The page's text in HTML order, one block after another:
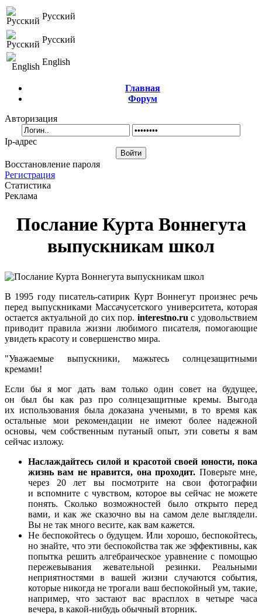
Русский
Русский
English
Главная
Форум
Авторизация
Ip-адрес
Восстановление пароля
Регистрация
Статистика
Реклама
Послание Курта Воннегута
выпускникам школ
В 1995 году писатель-сатирик Курт Воннегут произнес речь
перед выпускниками Массачусетского университета, которая
остается актуальной до сих пор. interestno.ru с удовольствием
приводит правила жизни любимого писателя, помогающие
увидеть красоту и совершенство мира.
"Уважаемые выпускники, мажьтесь солнцезащитными
кремами!
Если бы я мог дать вам только один совет на будущее,
он был бы как раз про солнцезащитные кремы. Выгода
их использования была доказана учеными, в то время как
остальные мои рекомендации не имеют более надежной
основы, чем собственным путаный опыт, эти советы я вам
сейчас изложу.
Наслаждайтесь силой и красотой своей юности, пока
жизнь вам не нравится, она проходит. Поверьте мне,
через 20 лет вы посмотрите на свои фотографии
и вспомните с чувством, которое вы сейчас не можете
понять. Сколько возможностей было открыто перед
вами, и как же сказочно вы на самом деле выглядели.
Вы не так много весите, как вам кажется.
Не беспокойтесь о будущем. Или хорошо, беспокойтесь,
но знайте, что эти беспокойства так же эффективны, как
попытка решить алгебраическое уравнение с помощью
пережевывания жевательной резинки. Реальными
неприятностями в вашей жизни случаются события,
которые никогда не трогали ваш беспокойный ум, такие,
например, что застают вас врасплох в четыре часа
вечера, в какой-нибудь обычный вторник.